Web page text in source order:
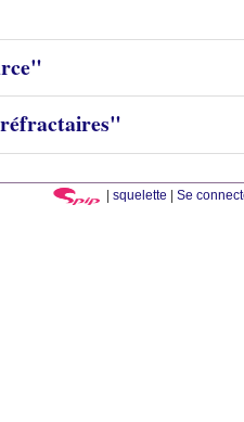
squelette Se